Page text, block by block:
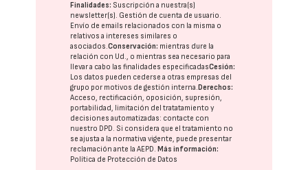
Finalidades: Suscripción a nuestra(s)
newsletter(s). Gestión de cuenta de usuario.
Envío de emails relacionados con la misma o
relativos a intereses similares o
asociados.Conservación: mientras dure la
relación con Ud., o mientras sea necesario para
llevar a cabo las finalidades especificadasCesión:
Los datos pueden cederse a otras empresas del
grupo por motivos de gestión interna. Derechos:
Acceso, rectificación, oposición, supresión,
portabilidad, limitación del tratatamiento y
decisiones automatizadas: contacte con
nuestro DPD. Si considera que el tratamiento no
se ajusta a la normativa vigente, puede presentar
reclamación ante laAEPD. Más información:
Política de Protección de Datos